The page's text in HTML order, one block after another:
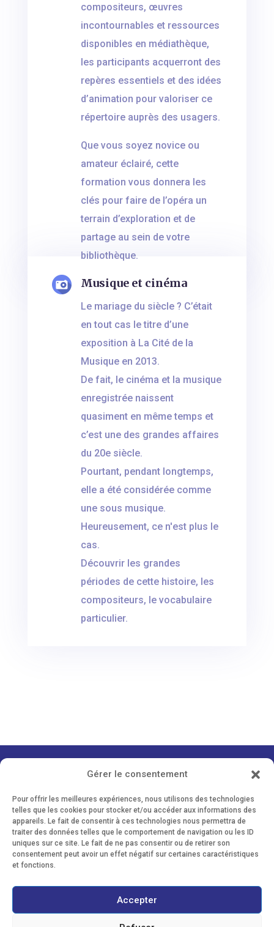
Gérer le consentement
Pour offrir les meilleures expériences, nous utilisons des technologies
telles que les cookies pour stocker et/ou accéder aux informations des
appareils. Le fait de consentir à ces technologies nous permettra de
traiter des données telles que le comportement de navigation ou les ID
uniques sur ce site. Le fait de ne pas consentir ou de retirer son
consentement peut avoir un effet négatif sur certaines caractéristiques
et fonctions.
Accepter
compositeurs, œuvres
incontournables et ressources
disponibles en médiathèque,
les participants acquerront des
repères essentiels et des idées
d’animation pour valoriser ce
répertoire auprès des usagers.
Que vous soyez novice ou
amateur éclairé, cette
formation vous donnera les
clés pour faire de l’opéra un
terrain d’exploration et de
partage au sein de votre
bibliothèque.
Musique et cinéma
Le mariage du siècle ? C’était
en tout cas le titre d’une
exposition à La Cité de la
Musique en 2013.
De fait, le cinéma et la musique
enregistrée naissent
quasiment en même temps et
c’est une des grandes affaires
du 20e siècle.
Pourtant, pendant longtemps,
elle a été considérée comme
une sous musique.
Heureusement, ce n'est plus le
cas.
Découvrir les grandes
périodes de cette histoire, les
compositeurs, le vocabulaire
particulier.
Contact formations musique
Tél. 02 99 19 01 50
g.rettel[at]formations-musique[dot]com
Le blog de Formations musique